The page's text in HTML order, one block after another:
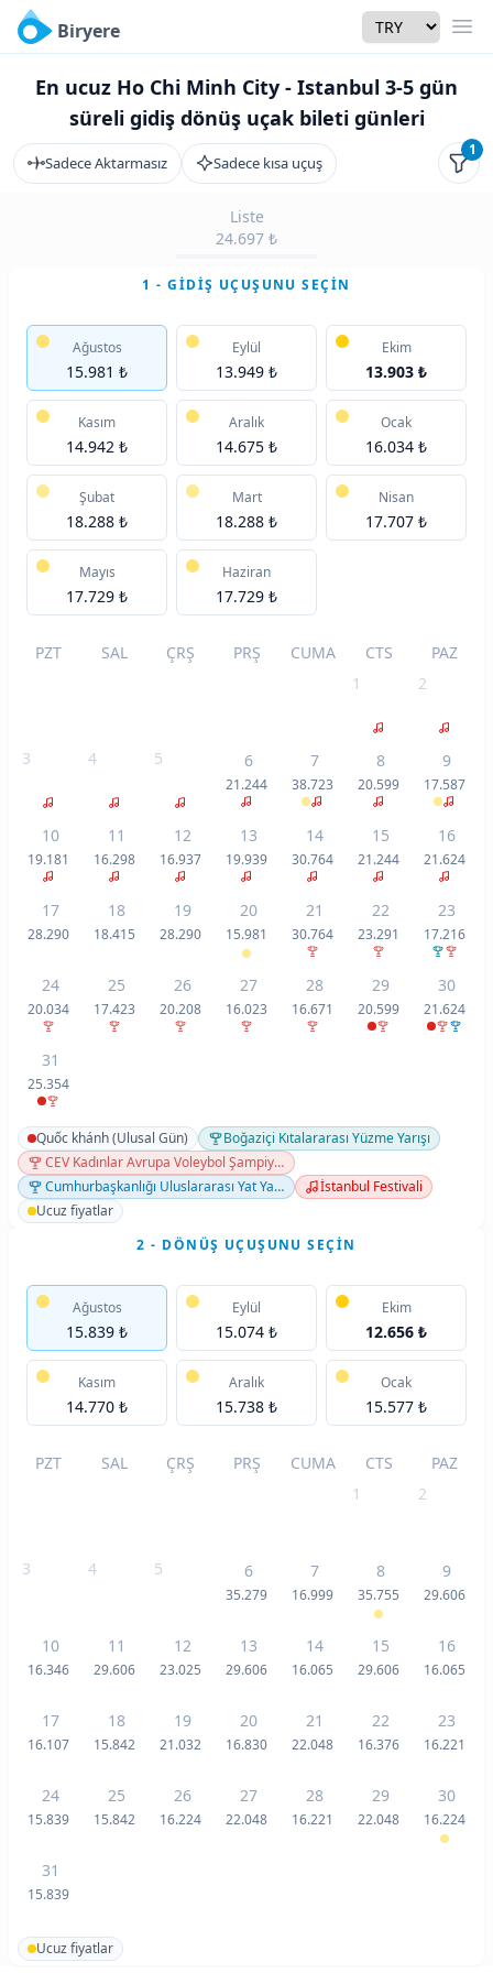
Biryere Currency
En ucuz Ho Chi Minh City - Istanbul 3-5 gün
süreli gidiş dönüş uçak bileti günleri
Sadece Aktarmasız Sadece kısa uçuş
1
Liste
24.697 ₺
1 - GIDIŞ UÇUŞUNU SEÇIN
Ağustos
15.981 ₺
Eylül
13.949 ₺
Ekim
13.903 ₺
Kasım
14.942 ₺
Aralık
14.675 ₺
Ocak
16.034 ₺
Şubat
18.288 ₺
Mart
18.288 ₺
Nisan
17.707 ₺
Mayıs
17.729 ₺
Haziran
17.729 ₺
PZT SAL ÇRŞ PRŞ CUMA CTS
PAZ
1
2
3 4 5 6
21.244
7
38.723
8
20.599
9
17.587
10
19.181
11
16.298
12
16.937
13
19.939
14
30.764
15
21.244
16
21.624
17
28.290
18
18.415
19
28.290
20
15.981
21
30.764
22
23.291
23
17.216
24
20.034
25
17.423
26
20.208
27
16.023
28
16.671
29
20.599
30
21.624
31
25.354
Quốc khánh (Ulusal Gün)
Boğaziçi Kıtalararası Yüzme Yarışı
CEV Kadınlar Avrupa Voleybol Şampiyonası
Cumhurbaşkanlığı Uluslararası Yat Yarışları — Zafer Kupası
İstanbul Festivali
Ucuz fiyatlar
2 - DÖNÜŞ UÇUŞUNU SEÇIN
Ağustos
15.839 ₺
Eylül
15.074 ₺
Ekim
12.656 ₺
Kasım
14.770 ₺
Aralık
15.738 ₺
Ocak
15.577 ₺
PZT SAL ÇRŞ PRŞ CUMA CTS
PAZ
1
2
3 4 5 6
35.279
7
16.999
8
35.755
9
29.606
10
16.346
11
29.606
12
23.025
13
29.606
14
16.065
15
29.606
16
16.065
17
16.107
18
15.842
19
21.032
20
16.830
21
22.048
22
16.376
23
16.221
24
15.839
25
15.842
26
16.224
27
22.048
28
16.221
29
22.048
30
16.224
31
15.839
Ucuz fiyatlar